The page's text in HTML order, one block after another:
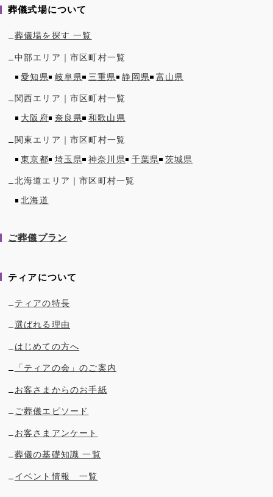
葬儀式場について
葬儀場を探す 一覧
中部エリア｜市区町村一覧
愛知県
岐阜県 三重県 静岡県 富山県
関西エリア｜市区町村一覧
大阪府
奈良県 和歌山県
関東エリア｜市区町村一覧
東京都
埼玉県 神奈川県 千葉県 茨城県
北海道エリア｜市区町村一覧
北海道
ご葬儀プラン
ティアについて
ティアの特長
選ばれる理由
はじめての方へ
「ティアの会」のご案内
お客さまからのお手紙
ご葬儀エピソード
お客さまアンケート
葬儀の基礎知識 一覧
イベント情報 一覧